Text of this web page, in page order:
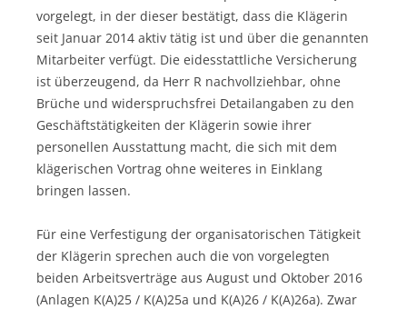
vorgelegt, in der dieser bestätigt, dass die Klägerin
seit Januar 2014 aktiv tätig ist und über die genannten
Mitarbeiter verfügt. Die eidesstattliche Versicherung
ist überzeugend, da Herr R nachvollziehbar, ohne
Brüche und widerspruchsfrei Detailangaben zu den
Geschäftstätigkeiten der Klägerin sowie ihrer
personellen Ausstattung macht, die sich mit dem
klägerischen Vortrag ohne weiteres in Einklang
bringen lassen.
Für eine Verfestigung der organisatorischen Tätigkeit
der Klägerin sprechen auch die von vorgelegten
beiden Arbeitsverträge aus August und Oktober 2016
(Anlagen K(A)25 / K(A)25a und K(A)26 / K(A)26a). Zwar